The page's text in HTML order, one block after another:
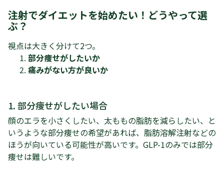
注射でダイエットを始めたい！どうやって選
ぶ？
視点は大きく分けて2つ。
部分痩せがしたいか
痛みがない方が良いか
1. 部分痩せがしたい場合
顔のエラを小さくしたい、太ももの脂肪を減らしたい、と
いうような部分痩せの希望があれば、脂肪溶解注射などの
ほうが向いている可能性が高いです。GLP-1のみでは部分
痩せは難しいです。